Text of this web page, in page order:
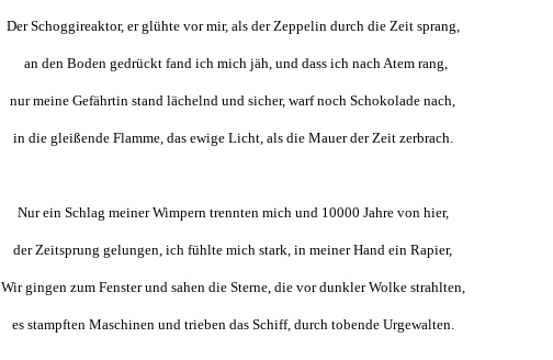
Der Schoggireaktor, er glühte vor mir, als der Zeppelin durch die Zeit sprang,
an den Boden gedrückt fand ich mich jäh, und dass ich nach Atem rang,
nur meine Gefährtin stand lächelnd und sicher, warf noch Schokolade nach,
in die gleißende Flamme, das ewige Licht, als die Mauer der Zeit zerbrach.
Nur ein Schlag meiner Wimpern trennten mich und 10000 Jahre von hier,
der Zeitsprung gelungen, ich fühlte mich stark, in meiner Hand ein Rapier,
Wir gingen zum Fenster und sahen die Sterne, die vor dunkler Wolke strahlten,
es stampften Maschinen und trieben das Schiff, durch tobende Urgewalten.